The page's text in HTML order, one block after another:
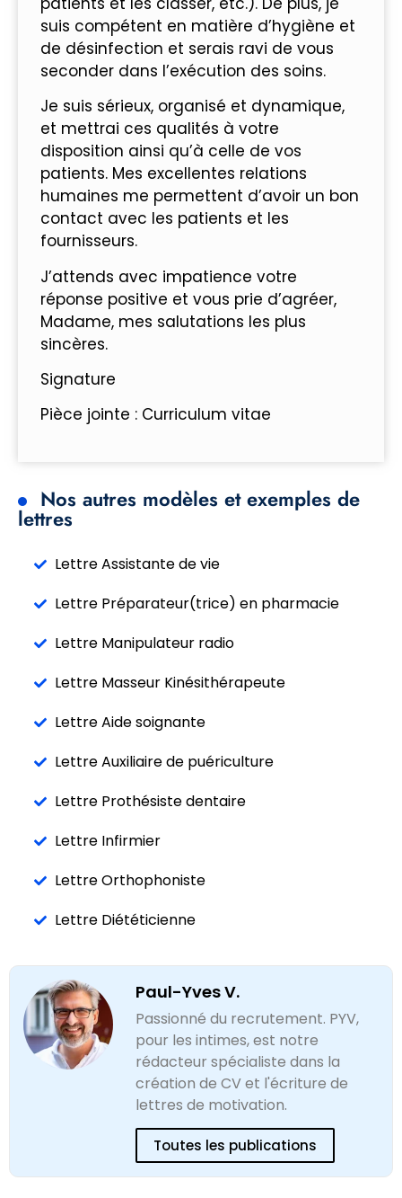
suis compétent en matière d’hygiène et
de désinfection et serais ravi de vous
seconder dans l’exécution des soins.
Je suis sérieux, organisé et dynamique,
et mettrai ces qualités à votre
disposition ainsi qu’à celle de vos
patients. Mes excellentes relations
humaines me permettent d’avoir un bon
contact avec les patients et les
fournisseurs.
J’attends avec impatience votre
réponse positive et vous prie d’agréer,
Madame, mes salutations les plus
sincères.
Signature
Pièce jointe : Curriculum vitae
Nos autres modèles et exemples de
lettres
Lettre Assistante de vie
Lettre Préparateur(trice) en pharmacie
Lettre Manipulateur radio
Lettre Masseur Kinésithérapeute
Lettre Aide soignante
Lettre Auxiliaire de puériculture
Lettre Prothésiste dentaire
Lettre Infirmier
Lettre Orthophoniste
Lettre Diététicienne
Paul-Yves V.
Passionné du recrutement. PYV,
pour les intimes, est notre
rédacteur spécialiste dans la
création de CV et l'écriture de
lettres de motivation.
Toutes les publications